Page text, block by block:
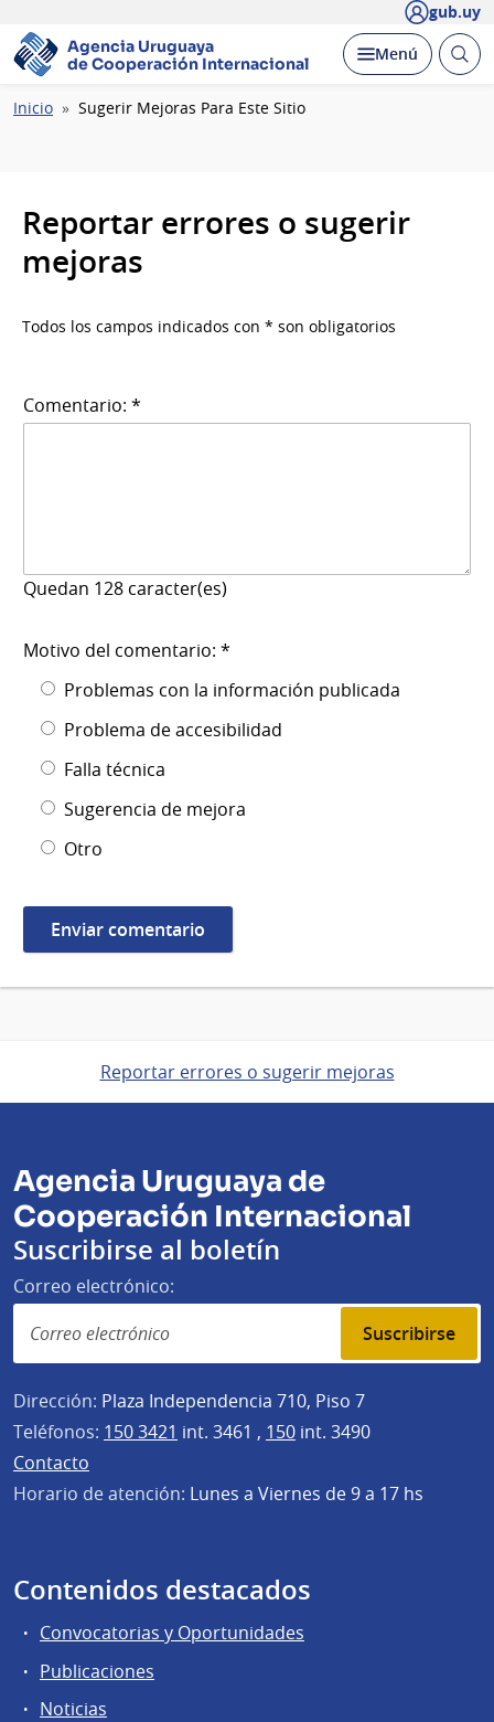
gub.uy
Agencia Uruguaya
de Cooperación Internacional
Desplegar
Menú Abrir
Ruta
Inicio Sugerir Mejoras Para Este Sitio
Reportar errores o sugerir
mejoras
Todos los campos indicados con * son obligatorios
Comentario: *
Quedan 128 caracter(es)
Motivo del comentario: *
Problemas con la información publicada
Problema de accesibilidad
Falla técnica
Sugerencia de mejora
Otro
Reportar errores o sugerir mejoras
Agencia Uruguaya de
Cooperación Internacional
Suscribirse al boletín
Correo electrónico:
Suscribirse
Dirección: Plaza Independencia 710, Piso 7
Teléfonos: 150 3421 int. 3461 , 150 int. 3490
Contacto
Horario de atención: Lunes a Viernes de 9 a 17 hs
Contenidos destacados
Convocatorias y Oportunidades
Publicaciones
Noticias